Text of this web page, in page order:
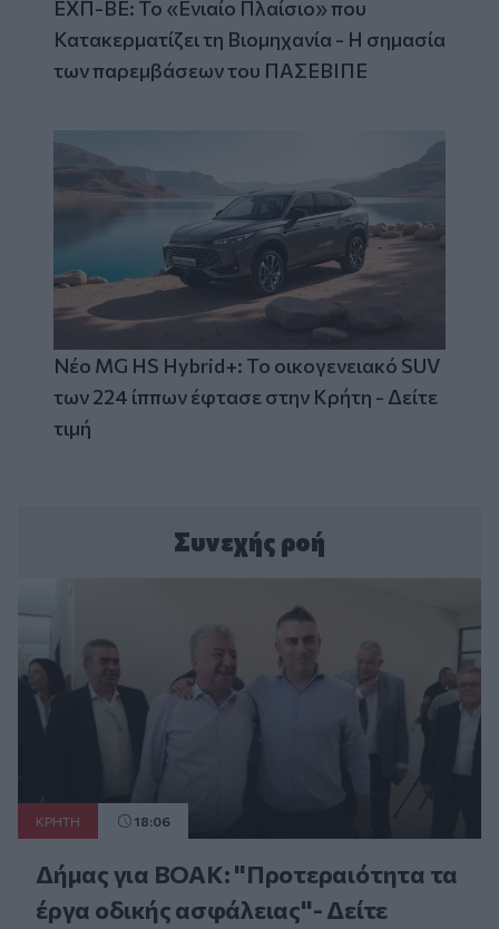
ΕΧΠ-ΒΕ: Το «Ενιαίο Πλαίσιο» που
Κατακερματίζει τη Βιομηχανία - Η σημασία
των παρεμβάσεων του ΠΑΣΕΒΙΠΕ
Νέο MG HS Hybrid+: Το οικογενειακό SUV
των 224 ίππων έφτασε στην Κρήτη - Δείτε
τιμή
Συνεχής ροή
ΚΡΗΤΗ 18:06
Δήμας για ΒΟΑΚ: "Προτεραιότητα τα
έργα οδικής ασφάλειας"- Δείτε